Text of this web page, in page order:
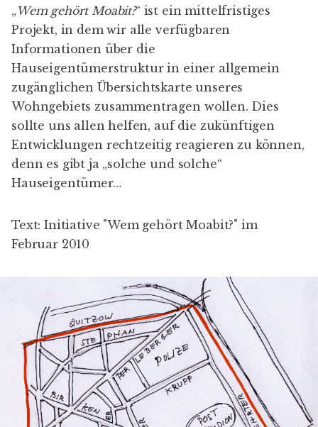
„ Wem gehört Moabit?“ ist ein mittelfristiges
Projekt, in dem wir alle verfügbaren
Informationen über die
Hauseigentümerstruktur in einer allgemein
zugänglichen Übersichtskarte unseres
Wohngebiets zusammentragen wollen. Dies
sollte uns allen helfen, auf die zukünftigen
Entwicklungen rechtzeitig reagieren zu können,
denn es gibt ja „solche und solche“
Hauseigentümer…
Text: Initiative "Wem gehört Moabit?" im
Februar 2010